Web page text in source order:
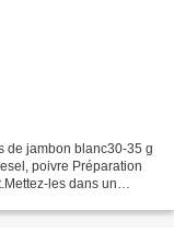
de jambon blanc30-35 g
poivre Préparation
les dans un